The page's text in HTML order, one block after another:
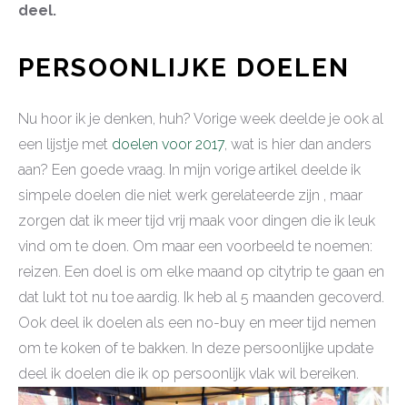
deel.
PERSOONLIJKE DOELEN
Nu hoor ik je denken, huh? Vorige week deelde je ook al
een lijstje met doelen voor 2017, wat is hier dan anders
aan? Een goede vraag. In mijn vorige artikel deelde ik
simpele doelen die niet werk gerelateerde zijn , maar
zorgen dat ik meer tijd vrij maak voor dingen die ik leuk
vind om te doen. Om maar een voorbeeld te noemen:
reizen. Een doel is om elke maand op citytrip te gaan en
dat lukt tot nu toe aardig. Ik heb al 5 maanden gecoverd.
Ook deel ik doelen als een no-buy en meer tijd nemen
om te koken of te bakken. In deze persoonlijke update
deel ik doelen die ik op persoonlijk vlak wil bereiken.